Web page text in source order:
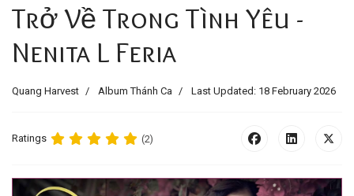
Trở Về Trong Tình Yêu -
Nenita L Feria
Quang Harvest Album Thánh Ca Last Updated: 18 February 2026
Ratings (2)